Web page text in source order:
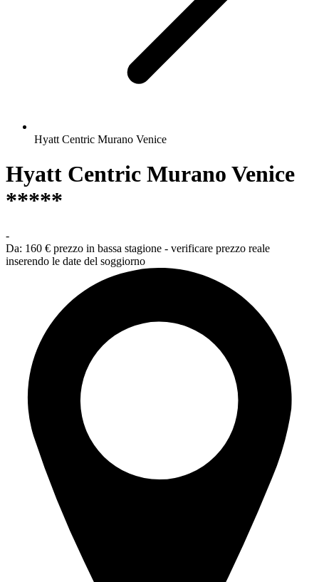
Hyatt Centric Murano Venice
Hyatt Centric Murano Venice
*****
-
Da: 160 € prezzo in bassa stagione - verificare prezzo reale
inserendo le date del soggiorno